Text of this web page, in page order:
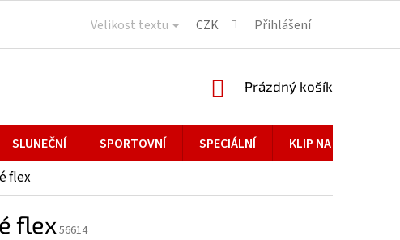
Velikost textu CZK Přihlášení
NÁKUPNÍ
Prázdný košík
SLUNEČNÍ SPORTOVNÍ SPECIÁLNÍ KLIP NA BRÝLE
flex
flex 56614